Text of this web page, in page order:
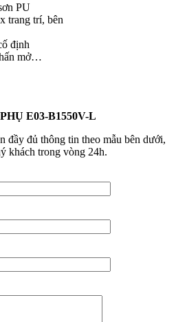
PU
trang trí, bên
định
mở…
E03-B1550V-L
đầy đủ thông tin theo mẫu bên dưới,
khách trong vòng 24h.